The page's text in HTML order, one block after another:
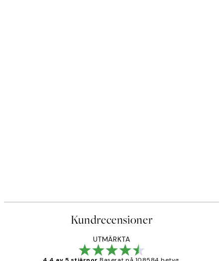
Kundrecensioner
UTMÄRKTA